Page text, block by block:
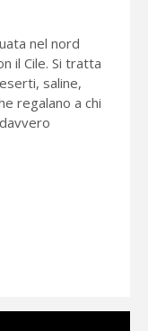
nel nord
il Cile. Si tratta
saline,
regalano a chi